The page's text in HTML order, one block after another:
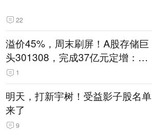
22
溢价45%，周末刷屏！A股存储巨
头301308，完成37亿元定增：现
价386.6元，定增价560元
1
明天，打新宇树！受益影子股名单
来了
9